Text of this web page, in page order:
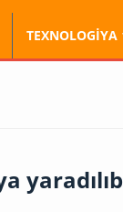
TEXNOLOGİYA
yaradılıb